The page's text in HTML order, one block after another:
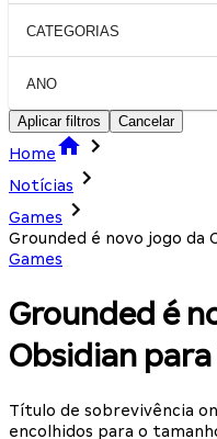
CATEGORIAS
ANO
Aplicar filtros Cancelar
Home
Notícias
Games
Grounded é novo jogo da
Games
Grounded é
Obsidian para
Título de sobrevivência
encolhidos para o